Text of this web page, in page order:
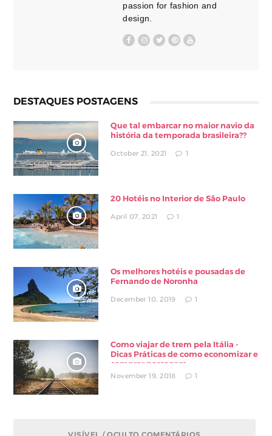
passion for fashion and
design.
DESTAQUES POSTAGENS
Que tal embarcar no maior navio da
história da temporada brasileira??
October 21, 2021 1
20 Hotéis no Interior de São Paulo
April 07, 2021 1
Os melhores hotéis e pousadas de
Fernando de Noronha
December 10, 2019 1
Como viajar de trem pela Itália -
Dicas Práticas de como economizar e
comprar passagem
November 19, 2018 1